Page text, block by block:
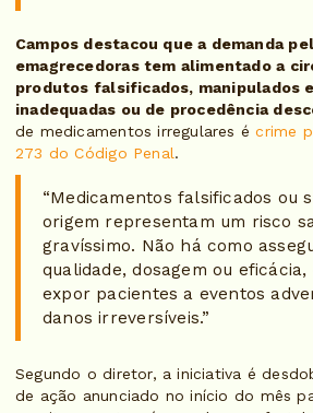
Campos destacou que a demanda
emagrecedoras tem alimentado a
produtos falsificados, manipulados
inadequadas ou de procedência
de medicamentos irregulares écrime
273 do Código Penal.
“Medicamentos falsificados ou
origem representam um risco
gravíssimo. Não há como
qualidade, dosagem ou eficácia,
expor pacientes a eventos
danos irreversíveis.”
Segundo o diretor, a iniciativa é
de ação anunciado no início do mês